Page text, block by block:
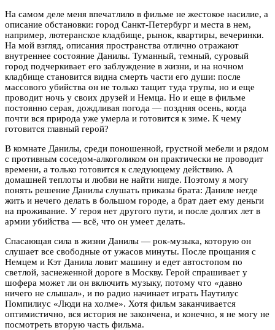
На самом деле меня впечатлило в фильме не жестокое насилие, а
описание обстановки: город Санкт-Петербург и места в нем,
например, лютеранское кладбище, рынок, квартиры, вечеринки.
На мой взгляд, описания пространства отлично отражают
внутреннее состояние Данилы. Туманный, темный, суровый
город подчеркивает его заблуждение в жизни, и на ночном
кладбище становится видна смерть части его души: после
массового убийства он не только тащит туда трупы, но и еще
проводит ночь у своих друзей и Немца. Но и еще в фильме
постоянно серая, дождливая погода — поздняя осень, когда
почти вся природа уже умерла и готовится к зиме. К чему
готовится главный герой?
В комнате Данилы, среди поношенной, грустной мебели и рядом
с противным соседом-алкоголиком он практически не проводит
времени, а только готовится к следующему действию. А
домашней теплоты и любви не найти нигде. Поэтому я могу
понять решение Данилы слушать приказы брата: Даниле негде
жить и нечего делать в большом городе, а брат дает ему деньги
на проживание. У героя нет другого пути, и после долгих лет в
армии убийства — всё, что он умеет делать.
Спасающая сила в жизни Данилы — рок-музыка, которую он
слушает все свободные от ужасов минуты. После прощания с
Немцем и Кэт Данила ловит машину и едет автостопом по
светлой, заснеженной дороге в Москву. Герой спрашивает у
шофера может ли он включить музыку, потому что «давно
ничего не слышал», и по радио начинает играть Наутилус
Помпилиус «Люди на холме». Хотя фильм заканчивается
оптимистично, вся история не закончена, и конечно, я не могу не
посмотреть вторую часть фильма.